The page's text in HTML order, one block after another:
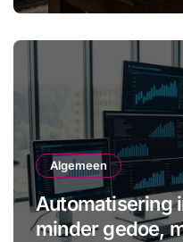
Algemeen
Automatisering
minder gedoe,